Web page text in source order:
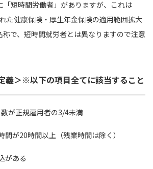
「短時間労働者」がありますが、これは
た健康保険・厚生年金保険の適用範囲拡大
称で、短時間就労者とは異なりますので注意
義＞※以下の項目全てに該当すること
が正規雇用者の3/4未満
間が20時間以上（残業時間は除く）
がある